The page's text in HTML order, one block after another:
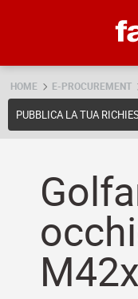
HOME E-PROCUREMENT
PUBBLICA LA TUA